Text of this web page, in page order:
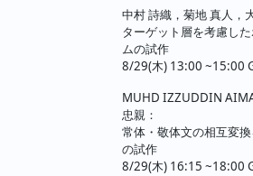
中村 詩織，菊地 真人，
ターゲット層を考慮し
ムの試作
8/29(木) 13:00 ~15:00
MUHD IZZUDDIN
忠親：
常体・敬体文の相互変
の試作
8/29(木) 16:15 ~18:00